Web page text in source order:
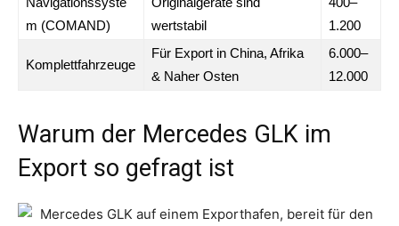
m (COMAND)
wertstabil
1.200
Komplettfahrzeuge
Für Export in China, Afrika
& Naher Osten
6.000–
12.000
Warum der Mercedes GLK im
Export so gefragt ist